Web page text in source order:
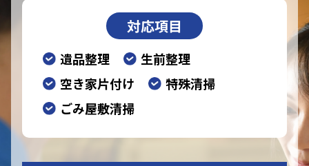
対応項目
遺品整理
生前整理
空き家片付け
特殊清掃
ごみ屋敷清掃